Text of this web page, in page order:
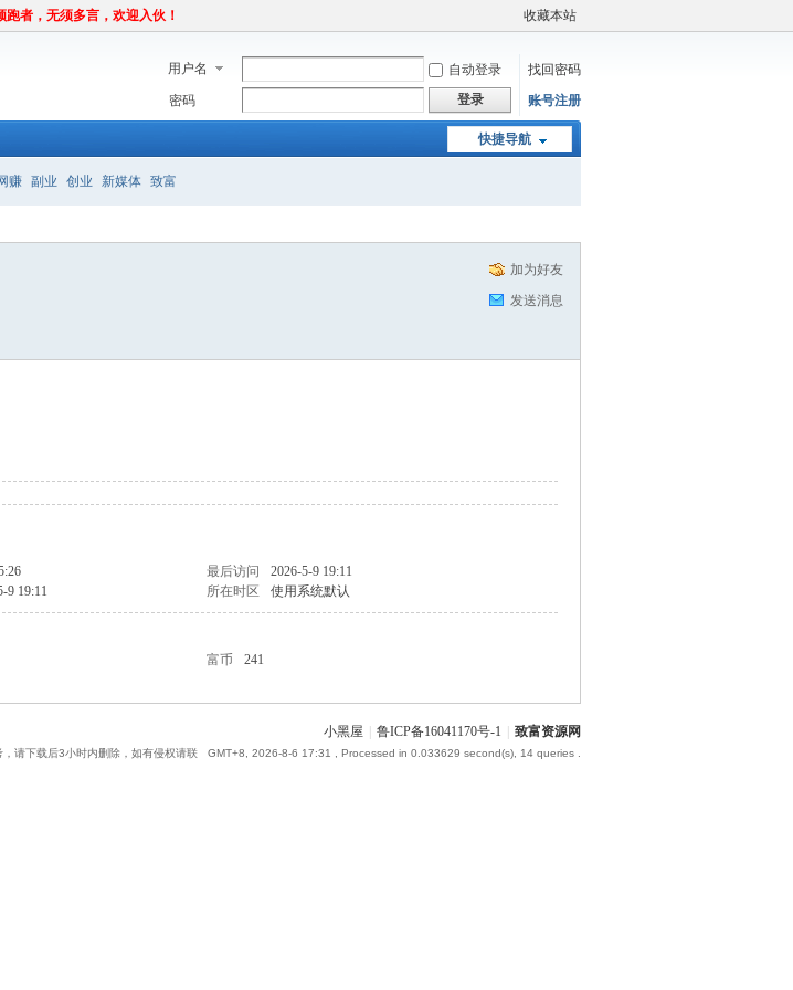
者，无须多言，欢迎入伙！ 收藏本站
用户名 自动登录
找回密码
密码
登录 账号注册
快捷导航
赚 副业 创业 新媒体 致富
加为好友
发送消息
最后访问
2026-5-9 19:11
9 19:11 所在时区 使用系统默认
富币 241
小黑屋 鲁ICP备16041170号-1 致富资源网
GMT+8, 2026-8-6 17:31 , Processed in 0.033629 second(s), 14 queries .
请下载后3小时内删除，如有侵权请联